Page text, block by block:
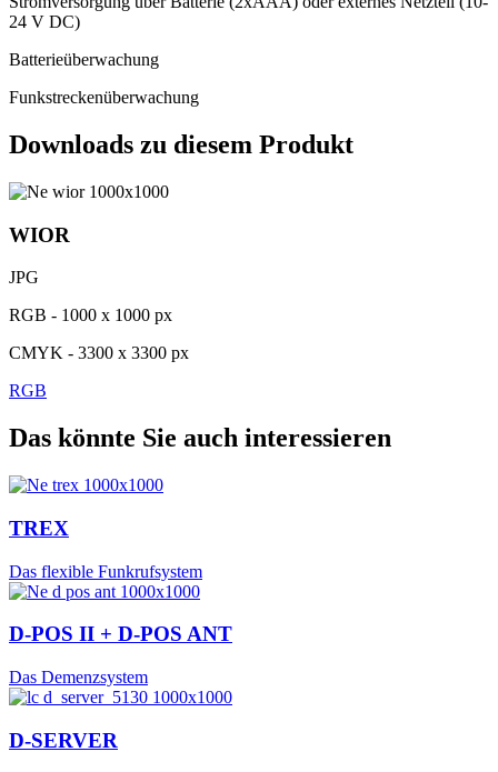
24 V DC)
Batterieüberwachung
Funkstreckenüberwachung
Downloads zu diesem Produkt
WIOR
JPG
RGB - 1000 x 1000 px
CMYK - 3300 x 3300 px
RGB
Das könnte Sie auch interessieren
TREX
Das flexible Funkrufsystem
D-POS II + D-POS ANT
Das Demenzsystem
D-SERVER